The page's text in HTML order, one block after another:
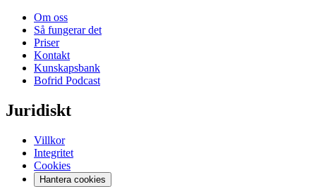
Om oss
Så fungerar det
Priser
Kontakt
Kunskapsbank
Bofrid Podcast
Juridiskt
Villkor
Integritet
Cookies
Hantera cookies